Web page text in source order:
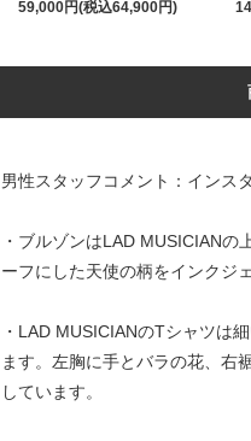
59,000円(税込64,900円)
男性スタッフコメント：インス
・ブルゾンはLAD MUSICIAN
ーフにした天使の柄をインクジ
・LAD MUSICIANのTシャツは
ます。左胸に手とバラの花、右
しています。